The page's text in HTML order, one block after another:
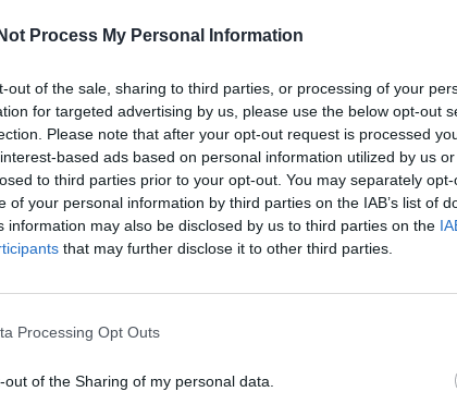
Process My Personal Information
out of the sale, sharing to third parties, or processing of your
for targeted advertising by us, please use the below opt-out
Please note that after your opt-out request is processed
based ads based on personal information utilized by us
to third parties prior to your opt-out. You may separately
of your personal information by third parties on the IAB’s list of
information may also be disclosed by us to third parties on the
that may further disclose it to other third parties.
Processing Opt Outs
out of the Sharing of my personal data.